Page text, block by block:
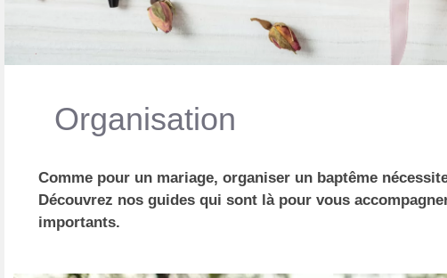
Organisation
Comme pour un mariage, organiser un baptême
Découvrez nos guides qui sont là pour vous
importants.